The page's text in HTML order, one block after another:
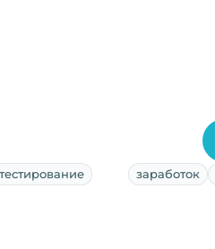
тестирование заработок